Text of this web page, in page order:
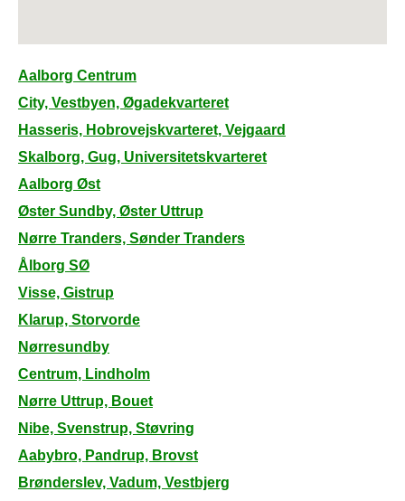
Aalborg Centrum
City, Vestbyen, Øgadekvarteret
Hasseris, Hobrovejskvarteret, Vejgaard
Skalborg, Gug, Universitetskvarteret
Aalborg Øst
Øster Sundby, Øster Uttrup
Nørre Tranders, Sønder Tranders
Ålborg SØ
Visse, Gistrup
Klarup, Storvorde
Nørresundby
Centrum, Lindholm
Nørre Uttrup, Bouet
Nibe, Svenstrup, Støvring
Aabybro, Pandrup, Brovst
Brønderslev, Vadum, Vestbjerg